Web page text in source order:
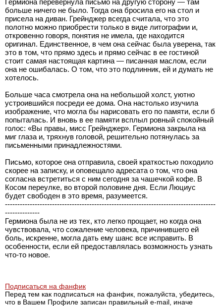
Гермиона перевернула письмо на другую сторону — там
больше ничего не было. Тогда она бросила его на стол и
присела на диван. Грейнджер всегда считала, что это
полотно можно приобрести только в виде литографии и,
откровенно говоря, понятия не имела, где находится
оригинал. Единственное, в чем она сейчас была уверена, так
это в том, что прямо здесь и прямо сейчас в ее гостиной
стоит самая настоящая картина — писанная маслом, если
она не ошибалась. О том, что это подлинник, ей и думать не
хотелось.
Больше часа смотрела она на небольшой холст, уютно
устроившийся посреди ее дома. Она настолько изучила
изображение, что могла бы нарисовать его по памяти, если б
попыталась. И вновь в ее памяти всплыл ровный спокойный
голос: «Вы правы, мисс Грейнджер». Гермиона закрыла на
миг глаза и, тряхнув головой, решительно потянулась за
письменными принадлежностями.
Письмо, которое она отправила, своей краткостью походило
скорее на записку, и оповещало адресата о том, что она
согласна встретиться с ним сегодня за чашечкой кофе. В
Косом переулке, во второй половине дня. Если Люциус
будет свободен в это время, разумеется.
-------------------------------------------------------------------------------------
--------------
Гермиона была не из тех, кто легко прощает, но когда она
чувствовала, что сожаление человека, причинившего ей
боль, искренне, могла дать ему шанс все исправить. В
особенности, если ей предоставлялась возможность узнать
что-то новое.
Подписаться на фанфик
Перед тем как подписаться на фанфик, пожалуйста, убедитесь,
что в Вашем Профиле записан правильный e-mail, иначе